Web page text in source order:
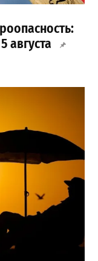
августа